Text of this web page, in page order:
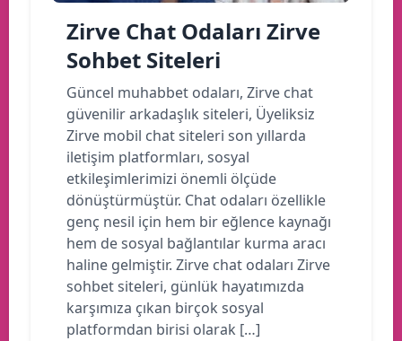
Zirve Chat Odaları Zirve
Sohbet Siteleri
Güncel muhabbet odaları, Zirve chat
güvenilir arkadaşlık siteleri, Üyeliksiz
Zirve mobil chat siteleri son yıllarda
iletişim platformları, sosyal
etkileşimlerimizi önemli ölçüde
dönüştürmüştür. Chat odaları özellikle
genç nesil için hem bir eğlence kaynağı
hem de sosyal bağlantılar kurma aracı
haline gelmiştir. Zirve chat odaları Zirve
sohbet siteleri, günlük hayatımızda
karşımıza çıkan birçok sosyal
platformdan birisi olarak […]